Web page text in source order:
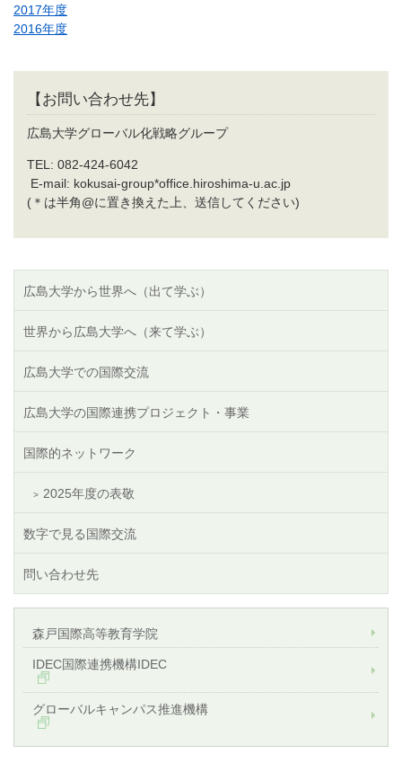
2017年度
2016年度
【お問い合わせ先】
広島大学グローバル化戦略グループ
TEL: 082-424-6042
E-mail: kokusai-group*office.hiroshima-u.ac.jp
(＊は半角@に置き換えた上、送信してください)
広島大学から世界へ（出て学ぶ）
世界から広島大学へ（来て学ぶ）
広島大学での国際交流
広島大学の国際連携プロジェクト・事業
国際的ネットワーク
2025年度の表敬
数字で見る国際交流
問い合わせ先
森戸国際高等教育学院
IDEC国際連携機構IDEC
グローバルキャンパス推進機構